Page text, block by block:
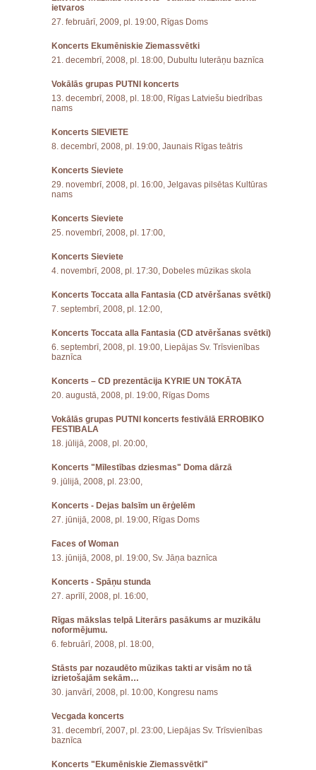
ietvaros
27. februārī, 2009, pl. 19:00, Rīgas Doms
Koncerts Ekumēniskie Ziemassvētki
21. decembrī, 2008, pl. 18:00, Dubultu luterāņu baznīca
Vokālās grupas PUTNI koncerts
13. decembrī, 2008, pl. 18:00, Rīgas Latviešu biedrības
nams
Koncerts SIEVIETE
8. decembrī, 2008, pl. 19:00, Jaunais Rīgas teātris
Koncerts Sieviete
29. novembrī, 2008, pl. 16:00, Jelgavas pilsētas Kultūras
nams
Koncerts Sieviete
25. novembrī, 2008, pl. 17:00,
Koncerts Sieviete
4. novembrī, 2008, pl. 17:30, Dobeles mūzikas skola
Koncerts Toccata alla Fantasia (CD atvēršanas svētki)
7. septembrī, 2008, pl. 12:00,
Koncerts Toccata alla Fantasia (CD atvēršanas svētki)
6. septembrī, 2008, pl. 19:00, Liepājas Sv. Trīsvienības
baznīca
Koncerts – CD prezentācija KYRIE UN TOKĀTA
20. augustā, 2008, pl. 19:00, Rīgas Doms
Vokālās grupas PUTNI koncerts festivālā ERROBIKO
FESTIBALA
18. jūlijā, 2008, pl. 20:00,
Koncerts "Mīlestības dziesmas" Doma dārzā
9. jūlijā, 2008, pl. 23:00,
Koncerts - Dejas balsīm un ērģelēm
27. jūnijā, 2008, pl. 19:00, Rīgas Doms
Faces of Woman
13. jūnijā, 2008, pl. 19:00, Sv. Jāņa baznīca
Koncerts - Spāņu stunda
27. aprīlī, 2008, pl. 16:00,
Rīgas mākslas telpā Literārs pasākums ar muzikālu
noformējumu.
6. februārī, 2008, pl. 18:00,
Stāsts par nozaudēto mūzikas takti ar visām no tā
izrietošajām sekām…
30. janvārī, 2008, pl. 10:00, Kongresu nams
Vecgada koncerts
31. decembrī, 2007, pl. 23:00, Liepājas Sv. Trīsvienības
baznīca
Koncerts "Ekumēniskie Ziemassvētki"